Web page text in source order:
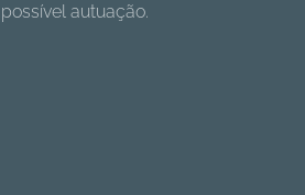
possível autuação.